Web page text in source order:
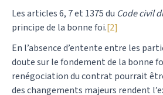
Les articles 6, 7 et 1375 du Code civil
principe de la bonne foi.[2]
En l’absence d’entente entre les
doute sur le fondement de la bonne
renégociation du contrat pourrait
des changements majeurs rendent